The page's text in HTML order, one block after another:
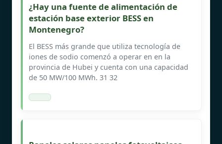
¿Hay una fuente de alimentación de
estación base exterior BESS en
Montenegro?
El BESS más grande que utiliza tecnología de
iones de sodio comenzó a operar en en la
provincia de Hubei y cuenta con una capacidad
de 50 MW/100 MWh. 31 32